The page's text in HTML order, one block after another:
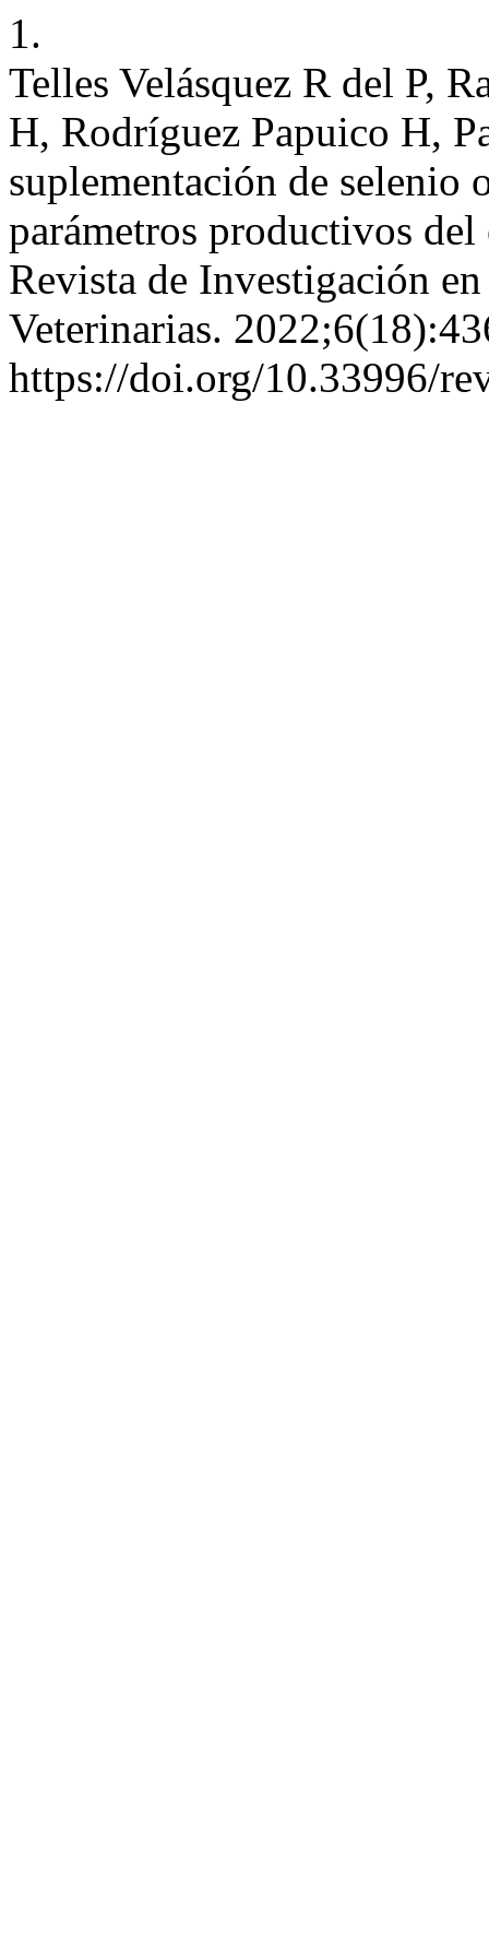
1.
Telles Velásquez R del P,
H, Rodríguez Papuico H,
suplementación de selenio
parámetros productivos
Revista de Investigación
Veterinarias.
https://doi.org/10.33996/